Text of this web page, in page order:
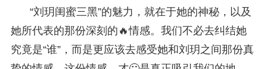
“刘玥闺蜜三黑”的魅力，就在于她的神秘，以及
她所代表的那份深刻的🔥情感。我们不必去纠结她
究竟是“谁”，而是更应该去感受她和刘玥之间那份真